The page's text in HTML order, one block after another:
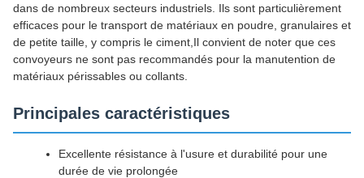
dans de nombreux secteurs industriels. Ils sont particulièrement
efficaces pour le transport de matériaux en poudre, granulaires et
de petite taille, y compris le ciment,Il convient de noter que ces
convoyeurs ne sont pas recommandés pour la manutention de
matériaux périssables ou collants.
Principales caractéristiques
Excellente résistance à l'usure et durabilité pour une
durée de vie prolongée